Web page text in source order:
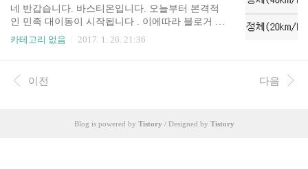
들어오셔서 확인부탁드립니다.
네 반갑습니다. 바스티온입니다. 오늘부터 본격적
인 민족 대이동이 시작됩니다 . 이에따라 블로거 바
스티온은 설날 연휴 실시간으로 고속도로 혼잡구
바랍니다. !!현재 1월 26일 10시 00분 기준입니다!!
참고하셔서 즐거운 명절보내시고 수시로 블로그
카테고리 없음 2017. 1. 26. 21:36
이전 다음
Blog is powered by Tistory / Designed by Tistory